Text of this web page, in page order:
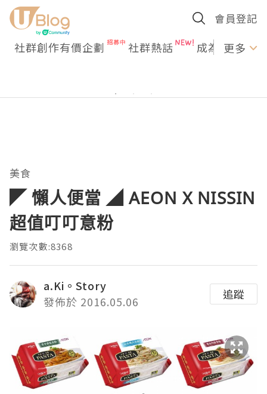
會員登記
社群創作有價企劃 社群熱話 成為U更多
美食
◤ 懶人便當 ◢ AEON X NISSIN
超值叮叮意粉
瀏覽次數:8368
a.Ki。Story
發佈於 2016.05.06
追蹤